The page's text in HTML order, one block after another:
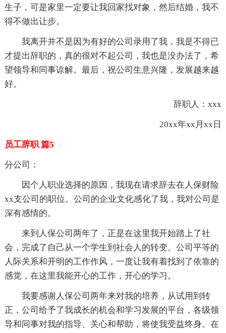
生子，可是家里一定要让我回家找对象，然后结婚，我不
得不做出让步。
我离开并不是因为有好的公司录用了我，我是不得已
才提出辞职的，真的很对不起公司，我也是没办法了，希
望领导和同事谅解。最后，祝公司生意兴隆，发展越来越
好。
辞职人：xxx
20xx年xx月xx日
员工辞职 篇5
分公司：
因个人职业选择的原因，我现在请求辞去在人保财险
xx支公司的职位。公司的企业文化感化了我，我对公司是
深有感情的。
来到人保公司两年了，正是在这里我开始踏上了社
会，完成了自己从一个学生到社会人的转变。公司平等的
人际关系和开明的工作作风，一度让我有着找到了依靠的
感觉，在这里我能开心的工作，开心的学习。
我要感谢人保公司两年来对我的培养，从试用到转
正，公司给予了我成长的机会和学习发展的平台，各级领
导和同事对我的指导、关心和帮助，将使我受益终身。在